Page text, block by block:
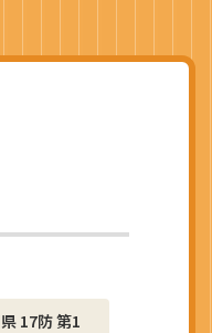
17防 第1